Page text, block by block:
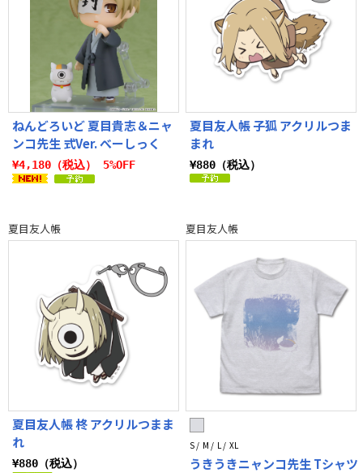
ねんどろいど 夏目貴志＆ニャ
ンコ先生 式Ver. べーしっく
¥4,180（税込） 5%OFF
夏目友人帳 子狐 アクリルつま
まれ
¥880（税込）
夏目友人帳
夏目友人帳 柊 アクリルつまま
れ
¥880（税込）
夏目友人帳
S / M / L / XL
うきうきニャンコ先生 Tシャツ